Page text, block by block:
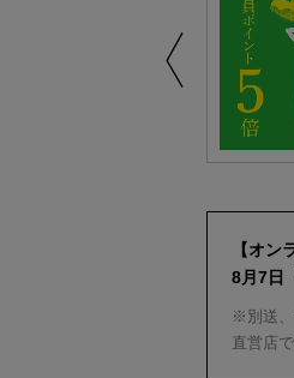
【オン
8月7日
※別送
直営店